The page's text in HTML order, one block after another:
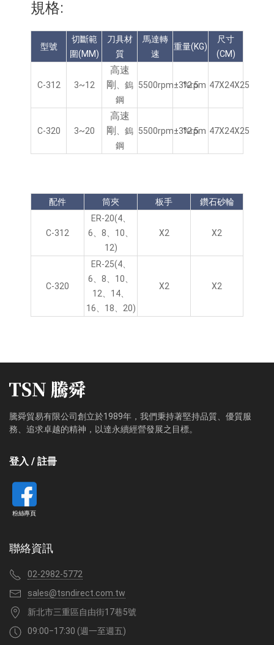
規格:
型號
切斷範
圍(MM)
刀具材
質
馬達轉
速
重量(KG)
尺寸
(CM)
C-312 3~12
高速
剛
、鎢
鋼
5500rpm±3%rpm
12.5 47X24X25
C-320 3~20
高速
剛
、鎢
鋼
5500rpm±3%rpm
12.5 47X24X25
配件 筒夾 板手 鑽石砂輪
C-312
ER-20(4、
6、8、10、
12)
X2 X2
C-320
ER-25(4、
6、8、10、
12、14、
16、18、20)
X2 X2
騰舜貿易有限公司創立於1989年，我們秉持著堅持品質、優質服
務、追求卓越的精神，以達永續經營發展之目標。
登入 / 註冊
粉絲專頁
聯絡資訊
02-2982-5772
sales@tsndirect.com.tw
新北市三重區自由街17巷5號
09:00‒17:30 (週一至週五)